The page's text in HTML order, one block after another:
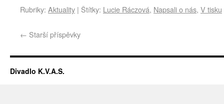
Rubriky: Aktuality | Štítky: Lucie Ráczová, Napsali o nás, V tisku
← Starší příspěvky
Divadlo K.V.A.S.